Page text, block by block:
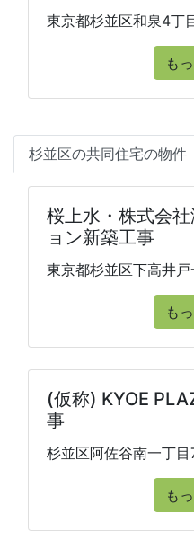
東京都杉並区和泉4丁
も
杉並区の共同住宅の物件
桜上水・株式会
ョン新築工事
東京都杉並区下高井
も
(仮称) KYOE
事
杉並区阿佐谷南一丁
も